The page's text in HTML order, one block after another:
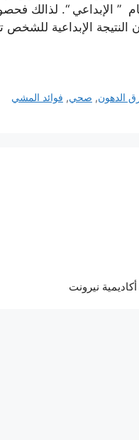
” الإبداعي “. لذالك
الدهون, صحي, فوائد المشي